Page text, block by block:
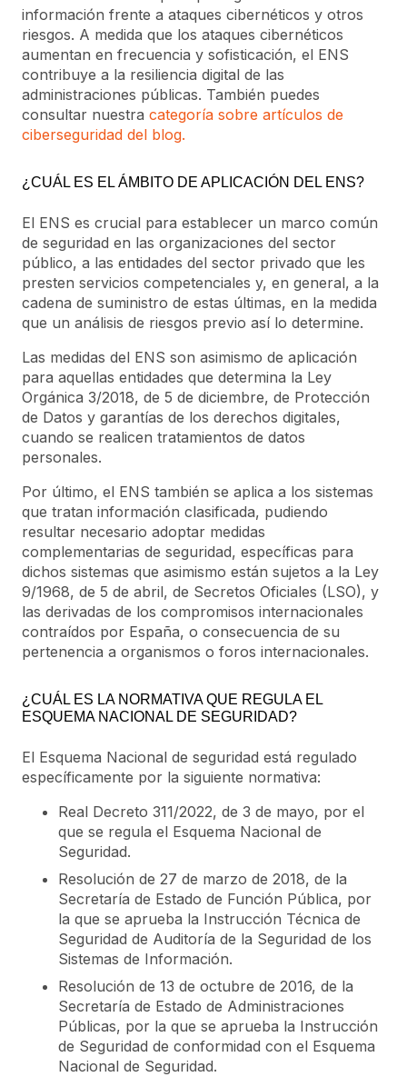
información frente a ataques cibernéticos y otros
riesgos. A medida que los ataques cibernéticos
aumentan en frecuencia y sofisticación, el ENS
contribuye a la resiliencia digital de las
administraciones públicas. También puedes
consultar nuestra categoría sobre artículos de
ciberseguridad del blog.
¿CUÁL ES EL ÁMBITO DE APLICACIÓN DEL ENS?
El ENS es crucial para establecer un marco común
de seguridad en las organizaciones del sector
público, a las entidades del sector privado que les
presten servicios competenciales y, en general, a la
cadena de suministro de estas últimas, en la medida
que un análisis de riesgos previo así lo determine.
Las medidas del ENS son asimismo de aplicación
para aquellas entidades que determina la Ley
Orgánica 3/2018, de 5 de diciembre, de Protección
de Datos y garantías de los derechos digitales,
cuando se realicen tratamientos de datos
personales.
Por último, el ENS también se aplica a los sistemas
que tratan información clasificada, pudiendo
resultar necesario adoptar medidas
complementarias de seguridad, específicas para
dichos sistemas que asimismo están sujetos a la Ley
9/1968, de 5 de abril, de Secretos Oficiales (LSO), y
las derivadas de los compromisos internacionales
contraídos por España, o consecuencia de su
pertenencia a organismos o foros internacionales.
¿CUÁL ES LA NORMATIVA QUE REGULA EL
ESQUEMA NACIONAL DE SEGURIDAD?
El Esquema Nacional de seguridad está regulado
específicamente por la siguiente normativa:
Real Decreto 311/2022, de 3 de mayo, por el
que se regula el Esquema Nacional de
Seguridad.
Resolución de 27 de marzo de 2018, de la
Secretaría de Estado de Función Pública, por
la que se aprueba la Instrucción Técnica de
Seguridad de Auditoría de la Seguridad de los
Sistemas de Información.
Resolución de 13 de octubre de 2016, de la
Secretaría de Estado de Administraciones
Públicas, por la que se aprueba la Instrucción
de Seguridad de conformidad con el Esquema
Nacional de Seguridad.